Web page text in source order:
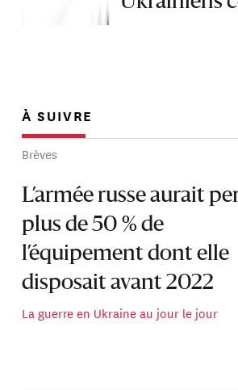
À SUIVRE
Brèves
L’armée russe aurait
plus de 50 % de
l’équipement dont elle
disposait avant 2022
La guerre en Ukraine au jour le jour